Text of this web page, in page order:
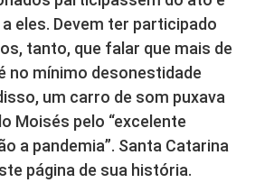
eles. Devem ter participado
tanto, que falar que mais de
no mínimo desonestidade
um carro de som puxava
Moisés pelo “excelente
a pandemia”. Santa Catarina
página de sua história.